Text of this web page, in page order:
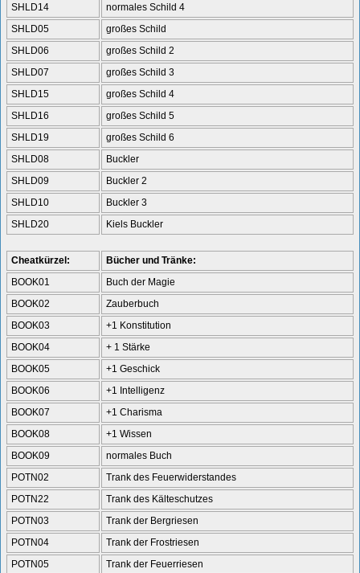
SHLD14
normales Schild 4
SHLD05
großes Schild
SHLD06
großes Schild 2
SHLD07
großes Schild 3
SHLD15
großes Schild 4
SHLD16
großes Schild 5
SHLD19
großes Schild 6
SHLD08
Buckler
SHLD09
Buckler 2
SHLD10
Buckler 3
SHLD20
Kiels Buckler
Cheatkürzel:
Bücher und Tränke:
BOOK01
Buch der Magie
BOOK02
Zauberbuch
BOOK03
+1 Konstitution
BOOK04
+ 1 Stärke
BOOK05
+1 Geschick
BOOK06
+1 Intelligenz
BOOK07
+1 Charisma
BOOK08
+1 Wissen
BOOK09
normales Buch
POTN02
Trank des Feuerwiderstandes
POTN22
Trank des Kälteschutzes
POTN03
Trank der Bergriesen
POTN04
Trank der Frostriesen
POTN05
Trank der Feuerriesen